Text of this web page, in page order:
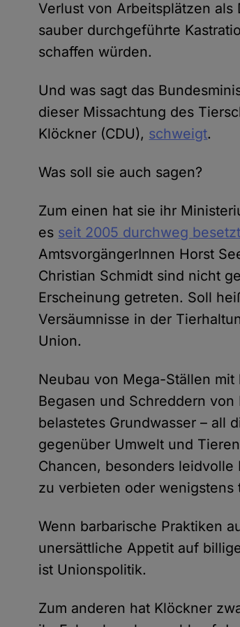
Verlust von Arbeitsplätzen
sauber durchgeführte
schaffen würden.
Und was sagt das
dieser Missachtung des
Klöckner (CDU), schweigt.
Was soll sie auch sagen?
Zum einen hat sie ihr
es seit 2005 durchweg besetzt
AmtsvorgängerInnen Horst
Christian Schmidt sind nicht
Erscheinung getreten. Soll
Versäumnisse in der
Union.
Neubau von Mega-Ställen
Begasen und Schreddern
belastetes Grundwasser – all
gegenüber Umwelt und
Chancen, besonders
zu verbieten oder
Wenn barbarische Praktiken
unersättliche Appetit auf
ist Unionspolitik.
Zum anderen hat Klöckner